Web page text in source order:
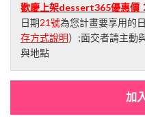
歡慶上架dessert365優惠價：
日期21號為您計畫要享用的
存方式說明）;面交者請主動
與地點
加